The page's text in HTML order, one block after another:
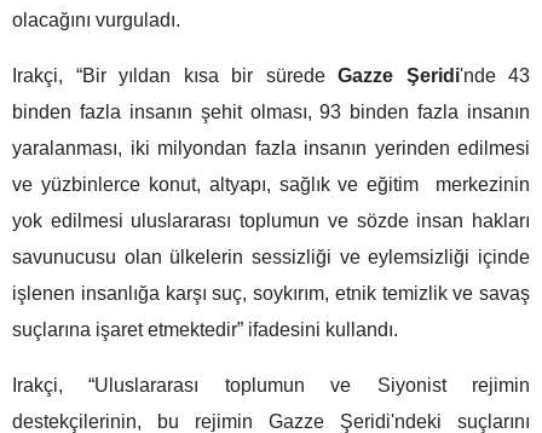
olacağını vurguladı.
Irakçi, “Bir yıldan kısa bir sürede Gazze Şeridi'nde 43
binden fazla insanın şehit olması, 93 binden fazla insanın
yaralanması, iki milyondan fazla insanın yerinden edilmesi
ve yüzbinlerce konut, altyapı, sağlık ve eğitim merkezinin
yok edilmesi uluslararası toplumun ve sözde insan hakları
savunucusu olan ülkelerin sessizliği ve eylemsizliği içinde
işlenen insanlığa karşı suç, soykırım, etnik temizlik ve savaş
suçlarına işaret etmektedir” ifadesini kullandı.
Irakçi, “Uluslararası toplumun ve Siyonist rejimin
destekçilerinin, bu rejimin Gazze Şeridi'ndeki suçlarını